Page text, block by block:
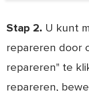
Stap 2. U kunt
repareren door
repareren" te
repareren,